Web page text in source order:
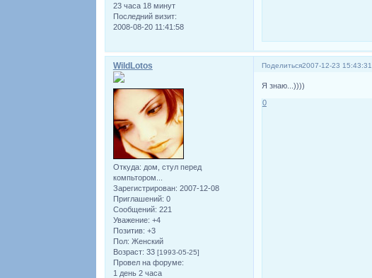
23 часа 18 минут
Последний визит:
2008-08-20 11:41:58
Поделиться2007-12-23 15:43:31
WildLotos
Откуда: дом, стул перед
компьтором...
Зарегистрирован: 2007-12-08
Приглашений: 0
Сообщений: 221
Уважение: +4
Позитив: +3
Пол: Женский
Возраст: 33 [1993-05-25]
Провел на форуме:
1 день 2 часа
Я знаю...))))
0